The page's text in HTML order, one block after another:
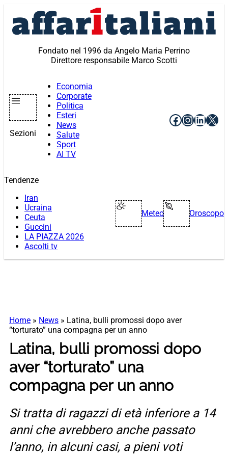
contenuto
Fondato nel 1996 da Angelo Maria Perrino
Direttore responsabile Marco Scotti
Sezioni
Economia
Corporate
Politica
Esteri
News
Salute
Sport
AI TV
Facebook
X
Tendenze
Iran
Ucraina
Ceuta
Guccini
LA PIAZZA 2026
Ascolti tv
Meteo Oroscopo
Home » News » Latina, bulli promossi dopo aver
“torturato” una compagna per un anno
Latina, bulli promossi dopo
aver “torturato” una
compagna per un anno
Si tratta di ragazzi di età inferiore a 14
anni che avrebbero anche passato
l’anno, in alcuni casi, a pieni voti